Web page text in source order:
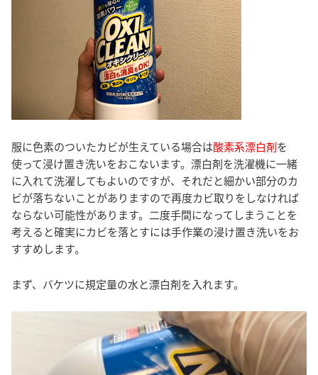
服に色素のついたカビが生えている場合は酸素系漂白剤を
使って浸け置き洗いをおこないます。漂白剤を洗濯機に一緒
に入れて洗濯してもよいのですが、それだと細かい部分のカ
ビが落ちないことがありますので再度カビ取りをしなければ
ならない可能性があります。二度手間になってしまうことを
考えると確実にカビを落とすには手作業の浸け置き洗いをお
すすめします。
まず、バケツに規定量の水と漂白剤を入れます。